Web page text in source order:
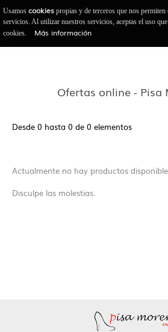
Ofertas online - Pisa
Desde 0 hasta 0 de 0 elementos
Actualmente no hay productos
Disculpe las molestias.
Usamos cookies propias y de terceros que nos permiten
servicios. Al utilizar nuestros servicios, aceptas el uso
cookies.
Más información